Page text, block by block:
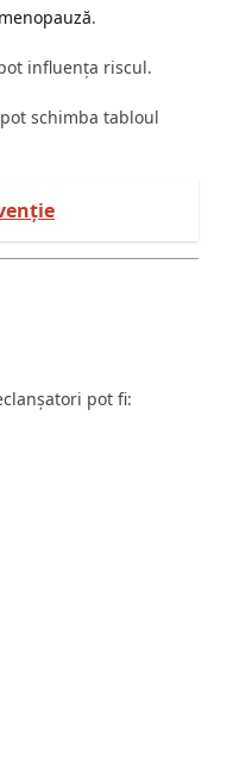
menopauză.
influența riscul.
schimba tabloul
pot fi: